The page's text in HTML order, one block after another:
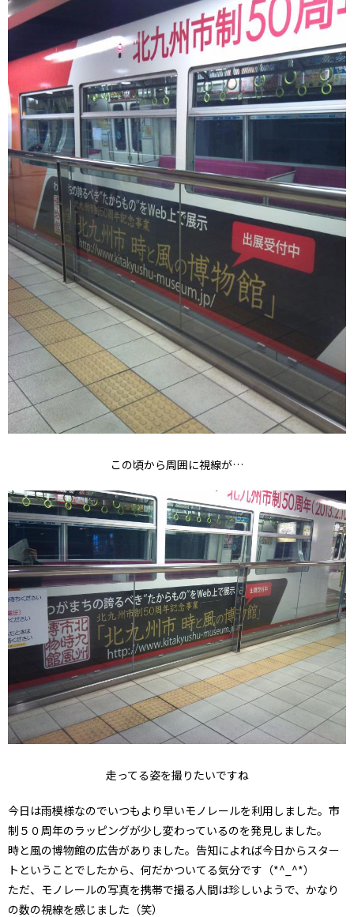
この頃から周囲に視線が…
走ってる姿を撮りたいですね
今日は雨模様なのでいつもより早いモノレールを利用しました。市
制５０周年のラッピングが少し変わっているのを発見しました。
時と風の博物館の広告がありました。告知によれば今日からスター
トということでしたから、何だかついてる気分です（*^_^*）
ただ、モノレールの写真を携帯で撮る人間は珍しいようで、かなり
の数の視線を感じました（笑）